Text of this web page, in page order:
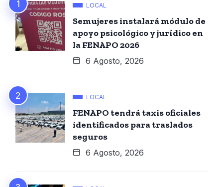
LOCAL
Semujeres instalará módulo de
apoyo psicológico y jurídico en
la FENAPO 2026
6 Agosto, 2026
LOCAL
FENAPO tendrá taxis oficiales
identificados para traslados
seguros
6 Agosto, 2026